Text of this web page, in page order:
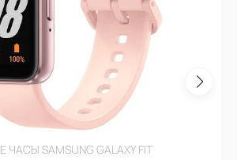
SAMSUNG GALAXY FIT